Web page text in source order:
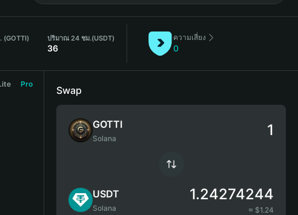
(GOTTI) ปริมาณ 24 ชม.(USDT)
36
ความเสี่ยง
0
Pro
Swap
GOTTI
Solana
USDT
Solana
1.24274244
≈ $1.24